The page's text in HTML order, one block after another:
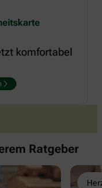
komfortabel
Ratgeber